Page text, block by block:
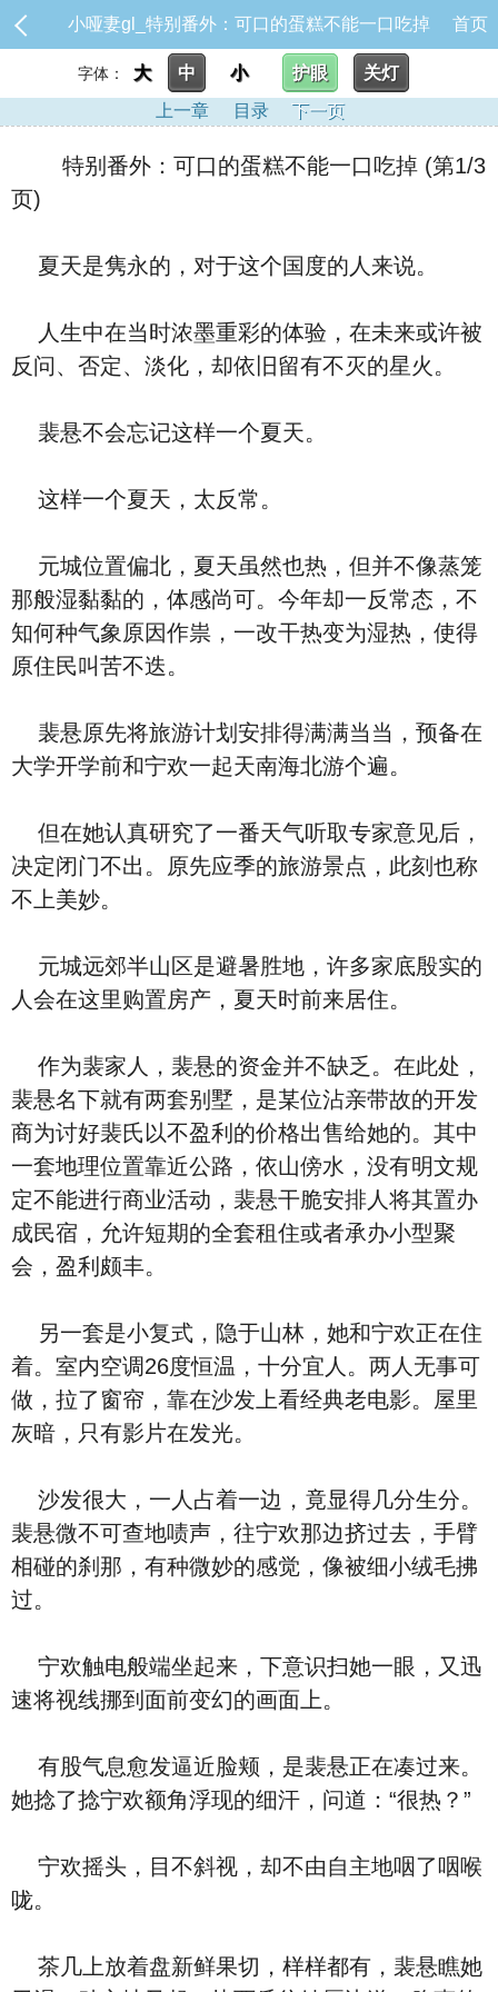
小哑妻gl_特别番外：可口的蛋糕不能一口吃掉 首页
字体： 大 中 小 护眼
关灯
上一章
目录 下一页
特别番外：可口的蛋糕不能一口吃掉 (第1/3
页)
夏天是隽永的，对于这个国度的人来说。
人生中在当时浓墨重彩的体验，在未来或许被
反问、否定、淡化，却依旧留有不灭的星火。
裴悬不会忘记这样一个夏天。
这样一个夏天，太反常。
元城位置偏北，夏天虽然也热，但并不像蒸笼
那般湿黏黏的，体感尚可。今年却一反常态，不
知何种气象原因作祟，一改干热变为湿热，使得
原住民叫苦不迭。
裴悬原先将旅游计划安排得满满当当，预备在
大学开学前和宁欢一起天南海北游个遍。
但在她认真研究了一番天气听取专家意见后，
决定闭门不出。原先应季的旅游景点，此刻也称
不上美妙。
元城远郊半山区是避暑胜地，许多家底殷实的
人会在这里购置房产，夏天时前来居住。
作为裴家人，裴悬的资金并不缺乏。在此处，
裴悬名下就有两套别墅，是某位沾亲带故的开发
商为讨好裴氏以不盈利的价格出售给她的。其中
一套地理位置靠近公路，依山傍水，没有明文规
定不能进行商业活动，裴悬干脆安排人将其置办
成民宿，允许短期的全套租住或者承办小型聚
会，盈利颇丰。
另一套是小复式，隐于山林，她和宁欢正在住
着。室内空调26度恒温，十分宜人。两人无事可
做，拉了窗帘，靠在沙发上看经典老电影。屋里
灰暗，只有影片在发光。
沙发很大，一人占着一边，竟显得几分生分。
裴悬微不可查地啧声，往宁欢那边挤过去，手臂
相碰的刹那，有种微妙的感觉，像被细小绒毛拂
过。
宁欢触电般端坐起来，下意识扫她一眼，又迅
速将视线挪到面前变幻的画面上。
有股气息愈发逼近脸颊，是裴悬正在凑过来。
她捻了捻宁欢额角浮现的细汗，问道：“很热？”
宁欢摇头，目不斜视，却不由自主地咽了咽喉
咙。
茶几上放着盘新鲜果切，样样都有，裴悬瞧她